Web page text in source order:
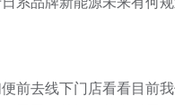
前去线下门店看看目前